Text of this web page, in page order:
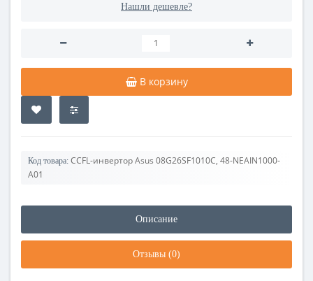
Нашли дешевле?
В корзину
Код товара: CCFL-инвертор Asus 08G26SF1010C, 48-NEAIN1000-
A01
Описание
Отзывы (0)